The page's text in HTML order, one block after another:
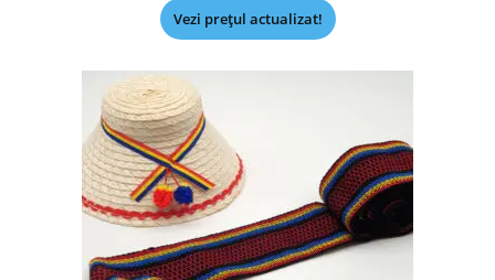
Vezi prețul actualizat!